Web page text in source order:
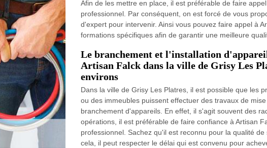
Afin de les mettre en place, il est préférable de faire
professionnel. Par conséquent, on est forcé de vous
d'expert pour intervenir. Ainsi vous pouvez faire appel à
formations spécifiques afin de garantir une meilleure
Le branchement et l'installation
Artisan Falck dans la ville de Grisy Les
environs
Dans la ville de Grisy Les Platres, il est possible que les
ou des immeubles puissent effectuer des travaux de
branchement d'appareils. En effet, il s'agit souvent des
opérations, il est préférable de faire confiance à Artisan
professionnel. Sachez qu'il est reconnu pour la qualité de
cela, il peut respecter le délai qui est convenu pour